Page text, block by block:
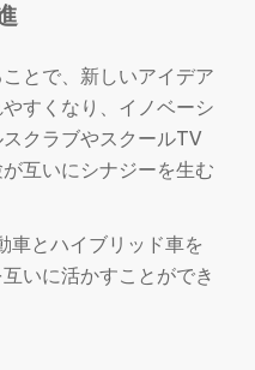
とで、新しいアイデア
すくなり、イノベーシ
クラブやスクールTV
互いにシナジーを生む
車とハイブリッド車を
いに活かすことができ